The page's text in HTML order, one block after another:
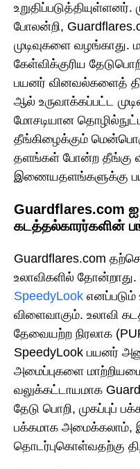
போலன்றி,
முடிவுகளை வழங்காது.
கேள்விக்குரிய
பயனர் வினவல்களைத்
ஆல் உருவாக்கப்பட்ட
மோசடியான
தீங்கிழைக்கும்
தளங்கள் போன்ற தீங்கு
இணையதளங்களுக்கு
Guardflares.com ஐ
கடத்தல்காரர்களின்
Guardflares.com
உலாவிகளில்
SpeedyLook எனப்படும்
விளைவாகும். உலாவி
தேவையற்ற நிரலாக
SpeedyLook பயனர்
அமைப்புகளை
வலுக்கட்டாயமாக
தேடு பொறி, முகப்புப்
பக்கமாக அமைக்கலாம்,
தொடர்புகொள்வதற்கு